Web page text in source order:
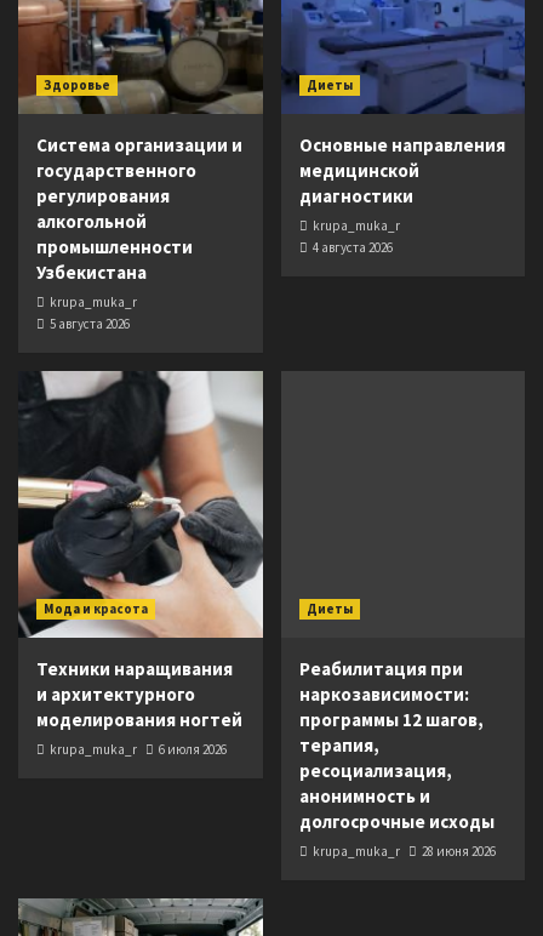
Здоровье
Система организации и
государственного
регулирования
алкогольной
промышленности
Узбекистана
krupa_muka_r
5 августа 2026
Диеты
Основные направления
медицинской
диагностики
krupa_muka_r
4 августа 2026
Мода и красота
Техники наращивания
и архитектурного
моделирования ногтей
krupa_muka_r 6 июля 2026
Диеты
Реабилитация при
наркозависимости:
программы 12 шагов,
терапия,
ресоциализация,
анонимность и
долгосрочные исходы
krupa_muka_r 28 июня 2026